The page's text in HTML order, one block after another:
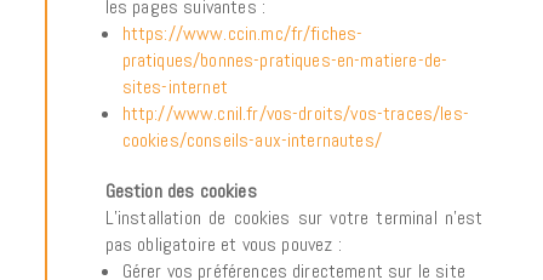
les pages suivantes :
https://www.ccin.mc/fr/fiches-
pratiques/bonnes-pratiques-en-matiere-de-
sites-internet
http://www.cnil.fr/vos-droits/vos-traces/les-
cookies/conseils-aux-internautes/
Gestion des cookies
L’installation de cookies sur votre terminal n’est
pas obligatoire et vous pouvez :
Gérer vos préférences directement sur le site